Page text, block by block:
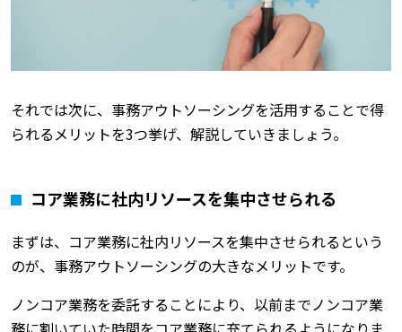
それでは次に、事務アウトソーシングを活用することで得
られるメリットを3つ挙げ、解説していきましょう。
コア業務に社内リソースを集中させられる
まずは、コア業務に社内リソースを集中させられるという
のが、事務アウトソーシングの大きなメリットです。
ノンコア業務を委託することにより、以前までノンコア業